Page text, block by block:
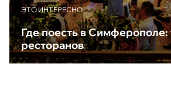
ЭТО ИНТЕРЕСНО
Где поесть в Симферополе:
ресторанов